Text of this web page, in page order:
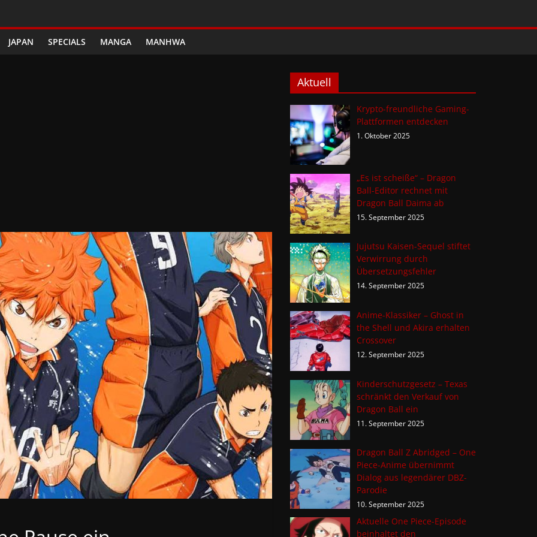
JAPAN SPECIALS MANGA MANHWA
Aktuell
Krypto-freundliche Gaming-
Plattformen entdecken
1. Oktober 2025
„Es ist scheiße“ – Dragon
Ball-Editor rechnet mit
Dragon Ball Daima ab
15. September 2025
Jujutsu Kaisen-Sequel stiftet
Verwirrung durch
Übersetzungsfehler
14. September 2025
Anime-Klassiker – Ghost in
the Shell und Akira erhalten
Crossover
12. September 2025
Kinderschutzgesetz – Texas
schränkt den Verkauf von
Dragon Ball ein
11. September 2025
Dragon Ball Z Abridged – One
Piece-Anime übernimmt
Dialog aus legendärer DBZ-
Parodie
10. September 2025
Aktuelle One Piece-Episode
beinhaltet den